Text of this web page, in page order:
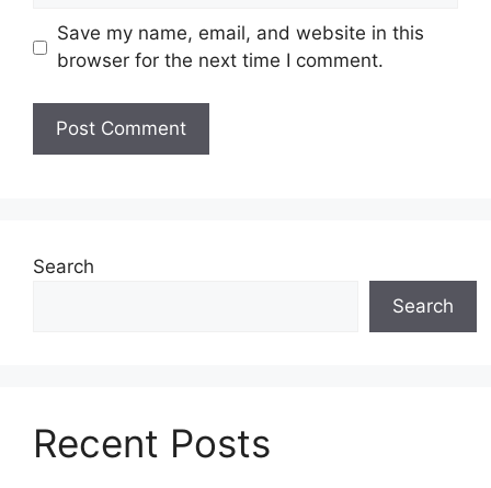
Save my name, email, and website in this
browser for the next time I comment.
Search
Search
Recent Posts